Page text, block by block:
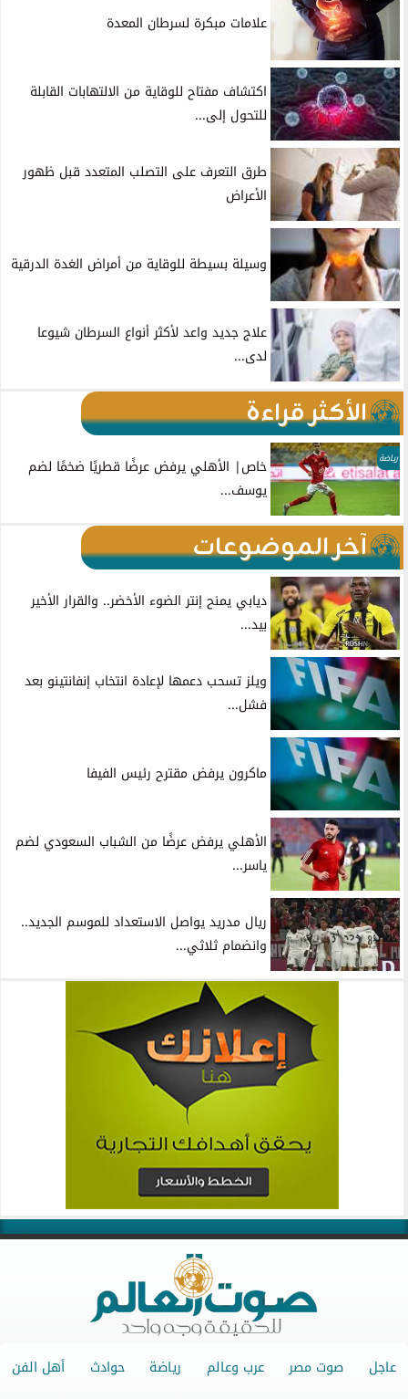
علامات مبكرة لسرطان المعدة
اكتشاف مفتاح للوقاية من الالتهابات القابلة
للتحول إلى...
طرق التعرف على التصلب المتعدد قبل ظهور
الأعراض
وسيلة بسيطة للوقاية من أمراض الغدة الدرقية
علاج جديد واعد لأكثر أنواع السرطان شيوعا
لدى...
الأكثر قراءة
رياضة
خاص| الأهلي يرفض عرضًا قطريًا ضخمًا لضم
يوسف...
آخر الموضوعات
ديابي يمنح إنتر الضوء الأخضر.. والقرار الأخير
بيد...
ويلز تسحب دعمها لإعادة انتخاب إنفانتينو بعد
فشل...
ماكرون يرفض مقترح رئيس الفيفا
الأهلي يرفض عرضًا من الشباب السعودي لضم
ياسر...
ريال مدريد يواصل الاستعداد للموسم الجديد..
وانضمام ثلاثي...
عاجل صوت مصر عرب وعالم رياضة حوادث أهل الفن